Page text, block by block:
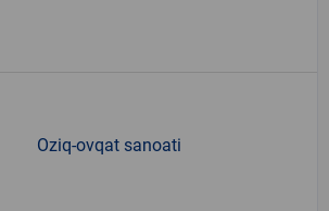
Oziq-ovqat sanoati